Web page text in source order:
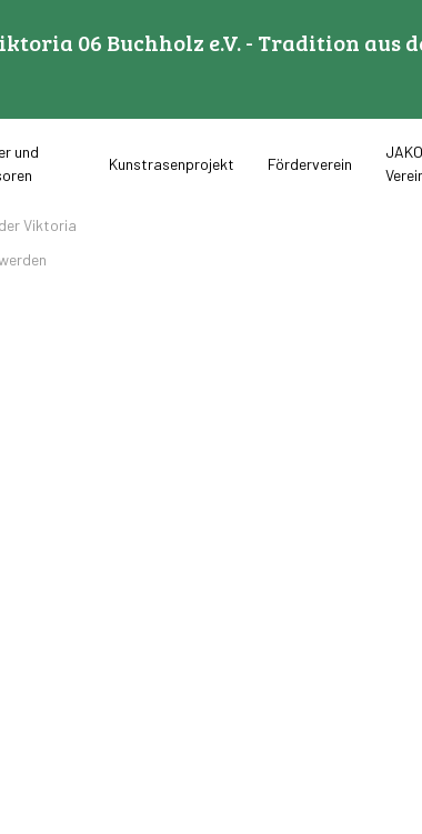
06 Buchholz e.V. - Tradition aus
und
Viktoria
Kunstrasenprojekt Förderverein
JAKO